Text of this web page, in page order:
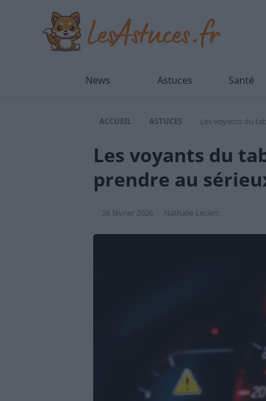
News Astuces Santé
ACCUEIL ASTUCES Les voyants du
Les voyants du
prendre au
26 février 2026 Nathalie Leclerc